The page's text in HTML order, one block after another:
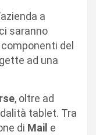
a
saranno
del
ad una
, oltre ad
tablet. Tra
di Mail e